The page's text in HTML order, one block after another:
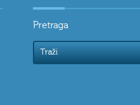
Pretraga